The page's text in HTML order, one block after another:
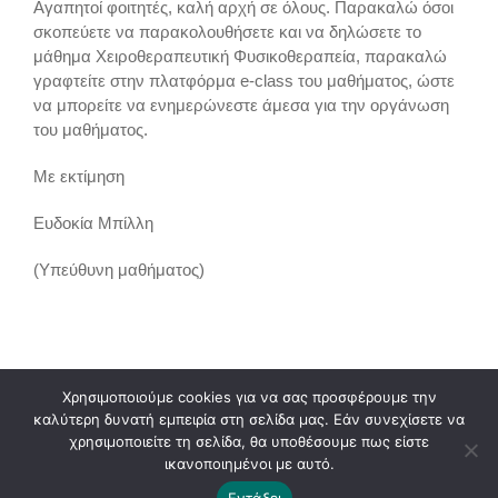
Αγαπητοί φοιτητές, καλή αρχή σε όλους. Παρακαλώ όσοι
σκοπεύετε να παρακολουθήσετε και να δηλώσετε το
μάθημα Χειροθεραπευτική Φυσικοθεραπεία, παρακαλώ
γραφτείτε στην πλατφόρμα e-class του μαθήματος, ώστε
να μπορείτε να ενημερώνεστε άμεσα για την οργάνωση
του μαθήματος.
Με εκτίμηση
Ευδοκία Μπίλλη
(Υπεύθυνη μαθήματος)
Copyright 2019 - 2023 | Τμήμα Φυσικοθεραπείας Πανεπιστημίου Πατρών |
Δήλωση Προσβασιμότητας
Facebook
Facebook
Χρησιμοποιούμε cookies για να σας προσφέρουμε την
καλύτερη δυνατή εμπειρία στη σελίδα μας. Εάν συνεχίσετε να
χρησιμοποιείτε τη σελίδα, θα υποθέσουμε πως είστε
ικανοποιημένοι με αυτό.